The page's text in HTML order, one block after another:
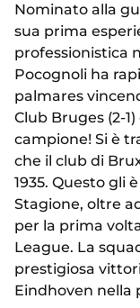
Nominato alla
sua prima
professionistica
Pocognoli ha
palmares
Club Bruges (2-
campione! Si è
che il club di
1935. Questo gli
Stagione, oltre
per la prima
League. La
prestigiosa
Eindhoven nella